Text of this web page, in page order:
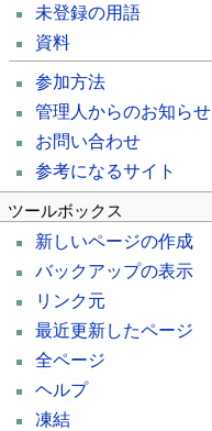
未登録の用語
資料
参加方法
管理人からのお知らせ
お問い合わせ
参考になるサイト
ツールボックス
新しいページの作成
バックアップの表示
リンク元
最近更新したページ
全ページ
ヘルプ
凍結